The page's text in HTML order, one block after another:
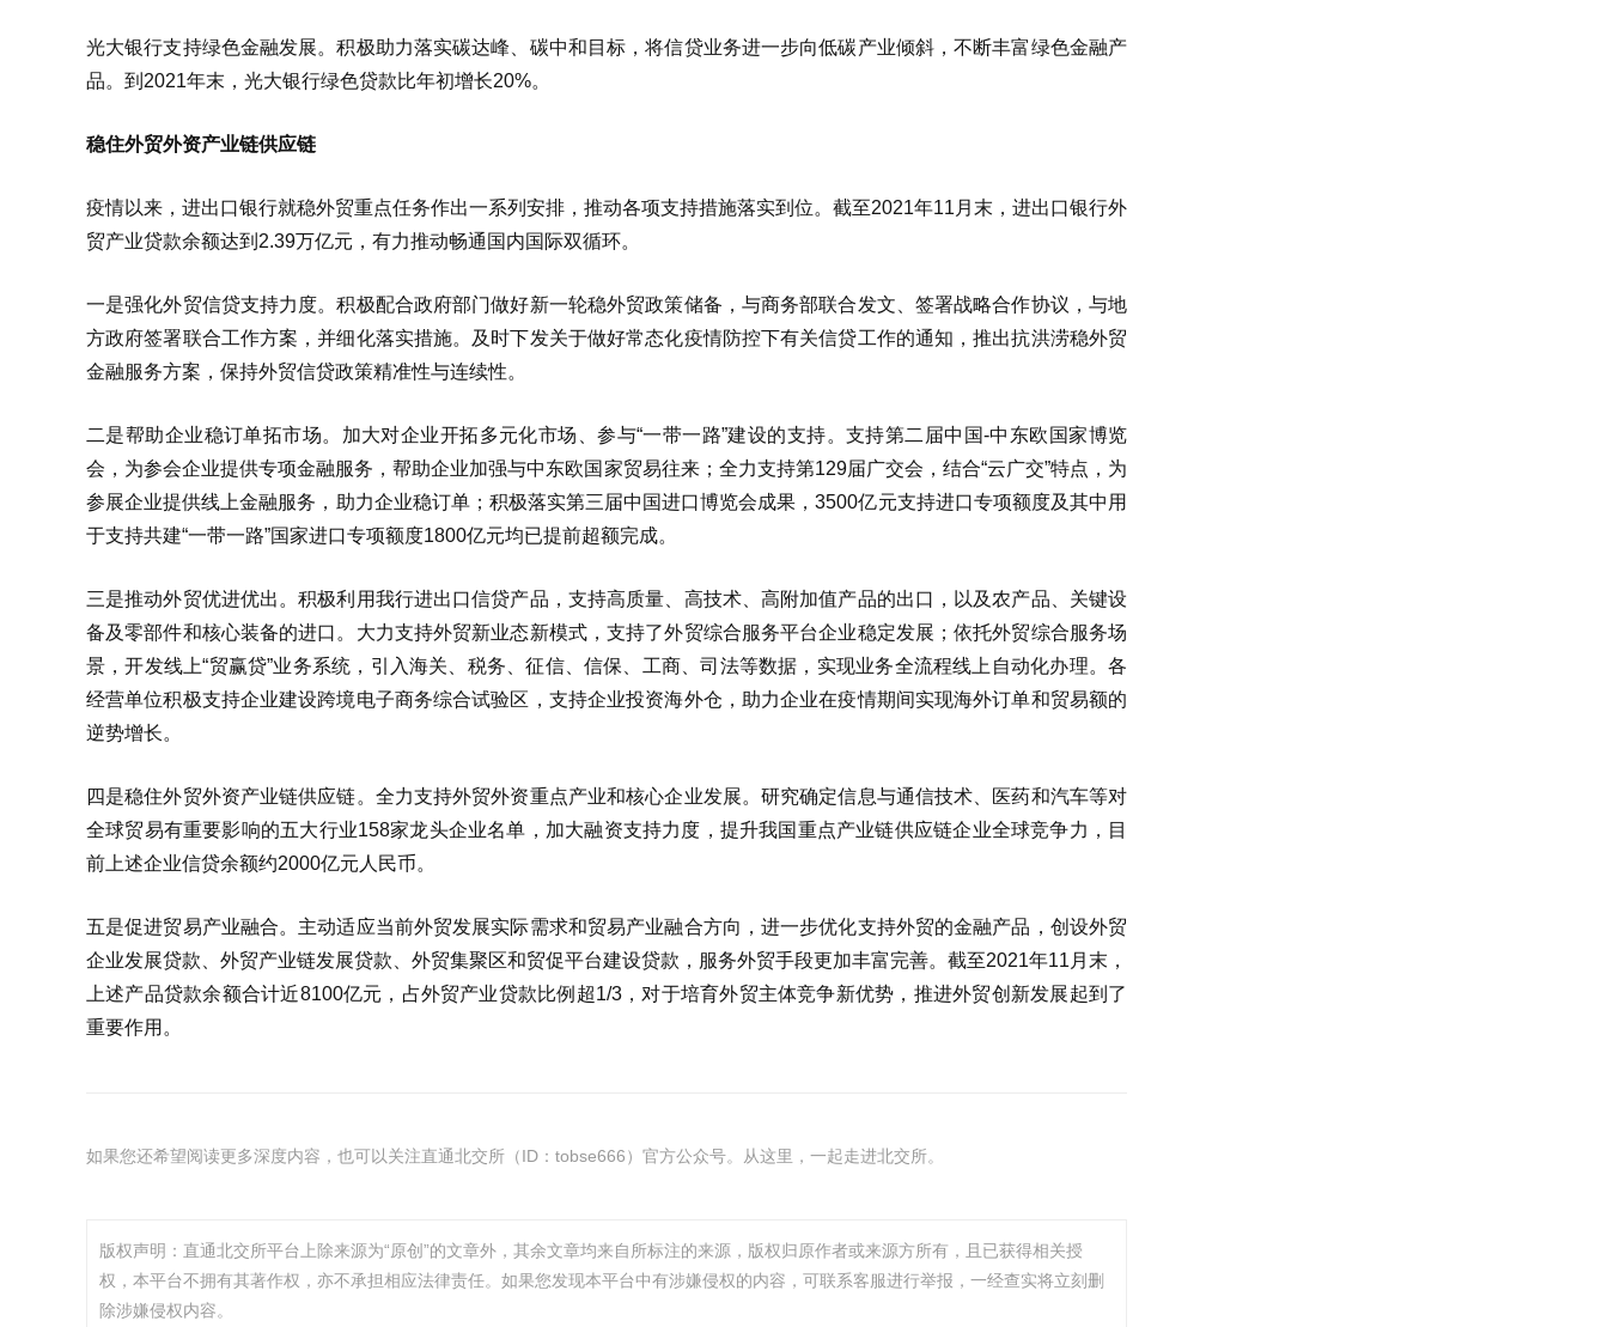
光大银行支持绿色金融发展。积极助力落实碳达峰、碳中和目标，将信贷业务进一步向低碳产业倾斜，不断丰富绿色金融产
品。到2021年末，光大银行绿色贷款比年初增长20%。
稳住外贸外资产业链供应链
疫情以来，进出口银行就稳外贸重点任务作出一系列安排，推动各项支持措施落实到位。截至2021年11月末，进出口银行外
贸产业贷款余额达到2.39万亿元，有力推动畅通国内国际双循环。
一是强化外贸信贷支持力度。积极配合政府部门做好新一轮稳外贸政策储备，与商务部联合发文、签署战略合作协议，与地
方政府签署联合工作方案，并细化落实措施。及时下发关于做好常态化疫情防控下有关信贷工作的通知，推出抗洪涝稳外贸
金融服务方案，保持外贸信贷政策精准性与连续性。
二是帮助企业稳订单拓市场。加大对企业开拓多元化市场、参与“一带一路”建设的支持。支持第二届中国-中东欧国家博览
会，为参会企业提供专项金融服务，帮助企业加强与中东欧国家贸易往来；全力支持第129届广交会，结合“云广交”特点，为
参展企业提供线上金融服务，助力企业稳订单；积极落实第三届中国进口博览会成果，3500亿元支持进口专项额度及其中用
于支持共建“一带一路”国家进口专项额度1800亿元均已提前超额完成。
三是推动外贸优进优出。积极利用我行进出口信贷产品，支持高质量、高技术、高附加值产品的出口，以及农产品、关键设
备及零部件和核心装备的进口。大力支持外贸新业态新模式，支持了外贸综合服务平台企业稳定发展；依托外贸综合服务场
景，开发线上“贸赢贷”业务系统，引入海关、税务、征信、信保、工商、司法等数据，实现业务全流程线上自动化办理。各
经营单位积极支持企业建设跨境电子商务综合试验区，支持企业投资海外仓，助力企业在疫情期间实现海外订单和贸易额的
逆势增长。
四是稳住外贸外资产业链供应链。全力支持外贸外资重点产业和核心企业发展。研究确定信息与通信技术、医药和汽车等对
全球贸易有重要影响的五大行业158家龙头企业名单，加大融资支持力度，提升我国重点产业链供应链企业全球竞争力，目
前上述企业信贷余额约2000亿元人民币。
五是促进贸易产业融合。主动适应当前外贸发展实际需求和贸易产业融合方向，进一步优化支持外贸的金融产品，创设外贸
企业发展贷款、外贸产业链发展贷款、外贸集聚区和贸促平台建设贷款，服务外贸手段更加丰富完善。截至2021年11月末，
上述产品贷款余额合计近8100亿元，占外贸产业贷款比例超1/3，对于培育外贸主体竞争新优势，推进外贸创新发展起到了
重要作用。
如果您还希望阅读更多深度内容，也可以关注直通北交所（ID：tobse666）官方公众号。从这里，一起走进北交所。
版权声明：直通北交所平台上除来源为“原创”的文章外，其余文章均来自所标注的来源，版权归原作者或来源方所有，且已获得相关授
权，本平台不拥有其著作权，亦不承担相应法律责任。如果您发现本平台中有涉嫌侵权的内容，可联系客服进行举报，一经查实将立刻删
除涉嫌侵权内容。